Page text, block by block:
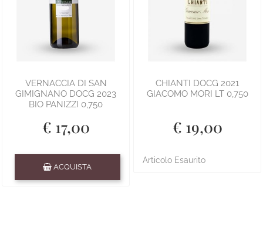
VERNACCIA DI SAN
GIMIGNANO DOCG 2023
BIO PANIZZI 0,750
€ 17,00
ACQUISTA
CHIANTI DOCG 2021
GIACOMO MORI LT 0,750
€ 19,00
Articolo Esaurito